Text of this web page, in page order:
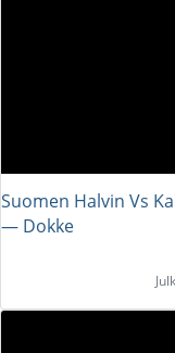
Suomen Halvin Vs
― Dokke